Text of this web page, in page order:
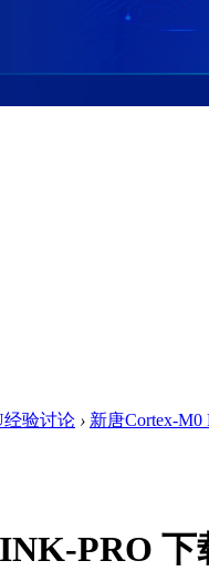
经验讨论 › 新唐Cortex-
PRO 下